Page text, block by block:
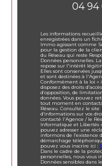
04 94
Les informations
enregistrées dans un
Immo agissant comme
pour la gestion de la
du Réseau qui reste
Données personnelles.
repose sur l'intérêt
Elles sont conservées
et sont destinées à
Conformément à la loi «
disposez des droits
d’opposition, de
données. Vous pouvez
tout moment en
Réseau. Consultez le site
d’informations sur vos
contacté l'Agence / le
Informatique et Libertés
pouvez adresser une
informons de l’existence
démarchage
pouvez vous inscrire ici :
Dans le cadre de la
personnelles, nous vous
Données sensibles dans